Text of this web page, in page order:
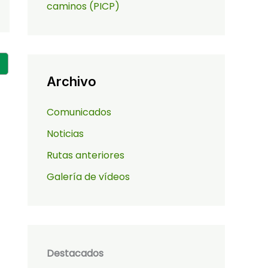
caminos (PICP)
Archivo
Comunicados
Noticias
Rutas anteriores
Galería de vídeos
Destacados